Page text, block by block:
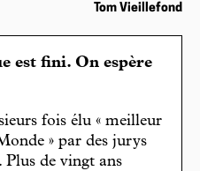
Tom Vieillefond
est fini. On espère
fois élu « meilleur
» par des jurys
de vingt ans